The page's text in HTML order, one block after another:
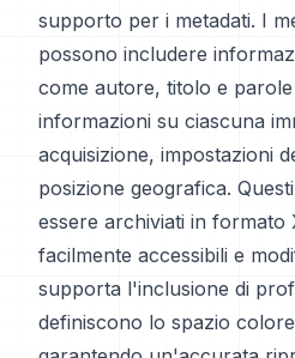
supporto per i metadati. I
possono includere
come autore, titolo e
informazioni su ciascuna
acquisizione, impostazioni
posizione geografica.
essere archiviati in formato
facilmente accessibili e
supporta l'inclusione di
definiscono lo spazio